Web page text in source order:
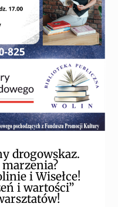
drogowskaz.
i Wisełce!
i wartości”